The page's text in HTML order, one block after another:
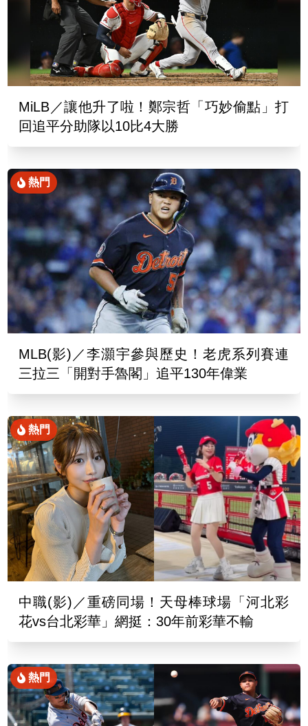
MiLB／讓他升了啦！鄭宗哲「巧妙偷點」打
回追平分助隊以10比4大勝
熱門
MLB(影)／李灝宇參與歷史！老虎系列賽連
三拉三「開對手魯閣」追平130年偉業
熱門
中職(影)／重磅同場！天母棒球場「河北彩
花vs台北彩華」網挺：30年前彩華不輸
熱門